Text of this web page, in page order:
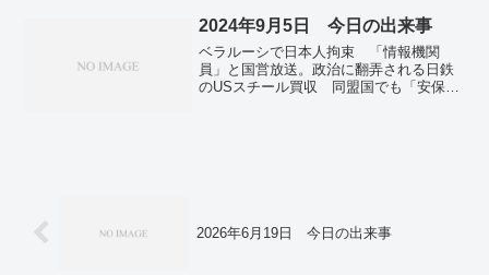
2024年9月5日 今日の出来事
ベラルーシで日本人拘束 「情報機関
員」と国営放送。政治に翻弄される日鉄
のUSスチール買収 同盟国でも「安保上
2026年6月19日 今日の出来事